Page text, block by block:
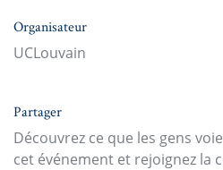
Organisateur
UCLouvain
Partager
Découvrez ce que les gens
cet événement et rejoignez la